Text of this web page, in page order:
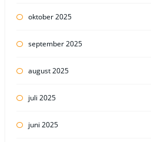
oktober 2025
september 2025
august 2025
juli 2025
juni 2025